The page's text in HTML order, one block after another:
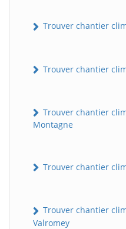
Trouver chantier
Trouver chantier
Trouver chantier
Montagne
Trouver chantier
Trouver chantier
Valromey